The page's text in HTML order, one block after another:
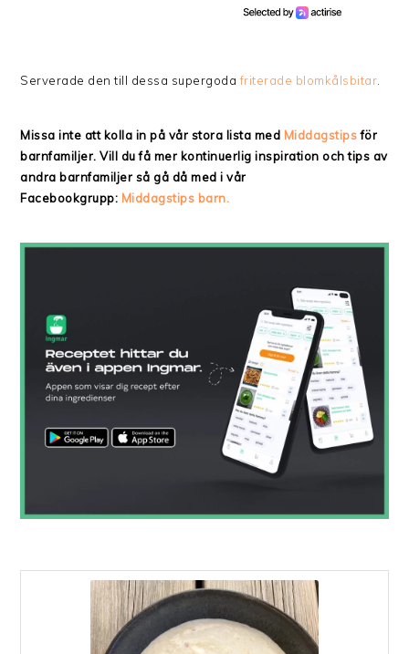
Serverade den till dessa supergodafriterade blomkålsbitar.
Missa inte att kolla in på vår stora lista med Middagstipsför
barnfamiljer. Vill du få mer kontinuerlig inspiration och tips av
andra barnfamiljer så gå då med i vår
Facebookgrupp: Middagstips barn.